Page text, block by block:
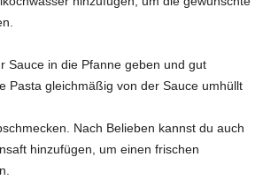
Sauce in die Pfanne geben und gut
Pasta gleichmäßig von der Sauce umhüllt
Nach Belieben kannst du auch
hinzufügen, um einen frischen